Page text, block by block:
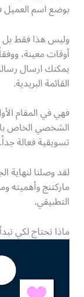
بوضع اسم العميل
وليس هذا فقط بل
أوقات معينة،
يمكنك ارسال
القائمة البريدية.
فهي في المقام
الشخصي الخاص
تسويقية فعالة جداً.
لقد وصلنا لنهاية
ماركتنج وأهميته
التطبيقي.
ماذا تحتاج لكي تبدأ Email Marketing